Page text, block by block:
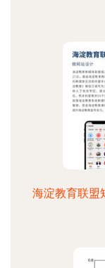
海淀教育联盟